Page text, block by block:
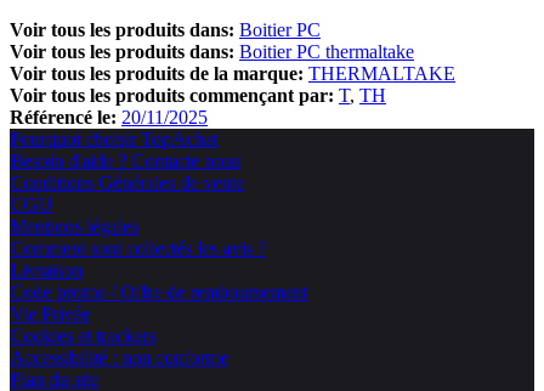
Voir tous les produits dans: Boitier PC
Voir tous les produits dans: Boitier PC thermaltake
Voir tous les produits de la marque: THERMALTAKE
Voir tous les produits commençant par: T TH
Référencé le: 20/11/2025
Pourquoi choisir TopAchat
Besoin d'aide ? Contacte nous
Conditions Générales de vente
CGU
Mentions légales
Comment sont collectés les avis ?
Livraison
Code promo / Offre de remboursement
Vie Privée
Cookies et trackers
Accessibilité : non conforme
Plan du site